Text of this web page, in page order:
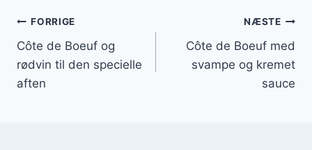
Indlægsnavigation
FORRIGE
Côte de Boeuf og
rødvin til den specielle
aften
NÆSTE
Côte de Boeuf med
svampe og kremet
sauce